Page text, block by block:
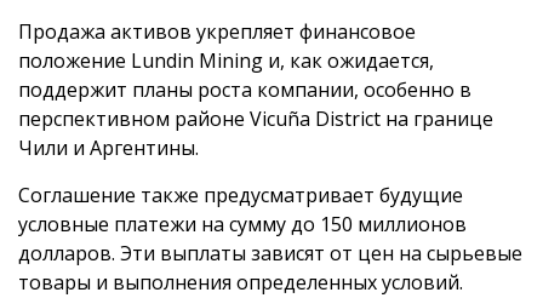
Продажа активов укрепляет финансовое
положение Lundin Mining и, как ожидается,
поддержит планы роста компании, особенно в
перспективном районе Vicuña District на границе
Чили и Аргентины.
Соглашение также предусматривает будущие
условные платежи на сумму до 150 миллионов
долларов. Эти выплаты зависят от цен на сырьевые
товары и выполнения определенных условий.